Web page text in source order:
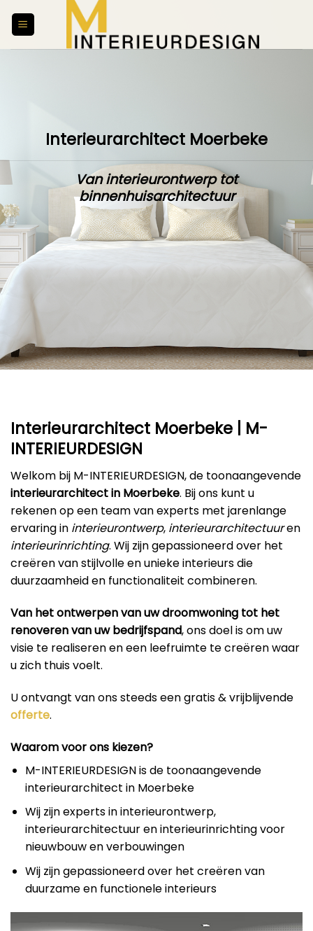
Interieurarchitect Moerbeke
Van interieurontwerp tot
binnenhuisarchitectuur
Interieurarchitect Moerbeke | M-
INTERIEURDESIGN
Welkom bij M-INTERIEURDESIGN, de toonaangevende
interieurarchitect in Moerbeke. Bij ons kunt u
rekenen op een team van experts met jarenlange
ervaring in interieurontwerp, interieurarchitectuuren
interieurinrichting. Wij zijn gepassioneerd over het
creëren van stijlvolle en unieke interieurs die
duurzaamheid en functionaliteit combineren.
Van het ontwerpen van uw droomwoning tot het
renoveren van uw bedrijfspand, ons doel is om uw
visie te realiseren en een leefruimte te creëren waar
u zich thuis voelt.
U ontvangt van ons steeds een gratis & vrijblijvende
offerte.
Waarom voor ons kiezen?
M-INTERIEURDESIGN is de toonaangevende
interieurarchitect in Moerbeke
Wij zijn experts in interieurontwerp,
interieurarchitectuur en interieurinrichting voor
nieuwbouw en verbouwingen
Wij zijn gepassioneerd over het creëren van
duurzame en functionele interieurs